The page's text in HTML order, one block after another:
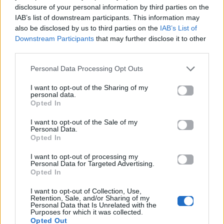
disclosure of your personal information by third parties on the
IAB’s list of downstream participants. This information may
also be disclosed by us to third parties on the IAB’s List of
Downstream Participants that may further disclose it to other
Personal Data Processing Opt Outs
I want to opt-out of the Sharing of my
personal data.
Opted In
I want to opt-out of the Sale of my
Personal Data.
Opted In
I want to opt-out of processing my
Personal Data for Targeted Advertising.
Opted In
I want to opt-out of Collection, Use,
Retention, Sale, and/or Sharing of my
Personal Data that Is Unrelated with the
Purposes for which it was collected.
Opted Out
ξεκουραστεί, να ανανεωθεί και να επιστρέψει πιο
δυνατός.
«Για πάντα νέος» ο Γιάννης Στάνκογλου – Η
σχετικά με τοMad.gr
, επισκεφτείτε μας στο
Facebook, επικοινωνήστε μέσω
ακολουθήστε μας στοInstagram
Ελεονώρα Ζουγανέλη
Ακολουθήστε το
News
Ακολουθήστε το